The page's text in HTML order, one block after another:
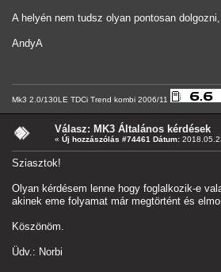
A helyén nem tudsz olyan pontosan
AndyA
Mk3 2.0/130LE TDCi Trend kombi 2006/11
Válasz: MK3 Általános kérdések
« Új hozzászólás #74461 Dátum:
Sziasztok!
Olyan kérdésem lenne hogy foglalkozik-e
akinek eme folyamat már megtörtént és
Köszönöm.
Üdv.: Norbi